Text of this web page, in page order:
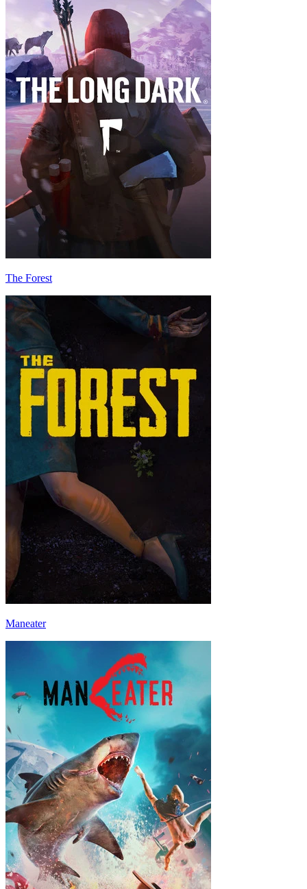
The Forest
Maneater